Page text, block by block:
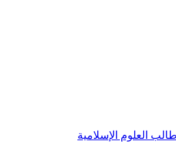
العلوم الإسلامية